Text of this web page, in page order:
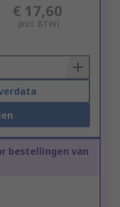
€ 17,60
(incl. BTW)
bestellingen van